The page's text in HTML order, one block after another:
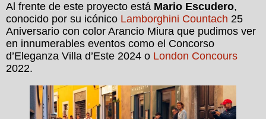
Al frente de este proyecto está Mario Escudero,
conocido por su icónico Lamborghini Countach 25
Aniversario con color Arancio Miura que pudimos ver
en innumerables eventos como el Concorso
d’Eleganza Villa d’Este 2024 o London Concours
2022.